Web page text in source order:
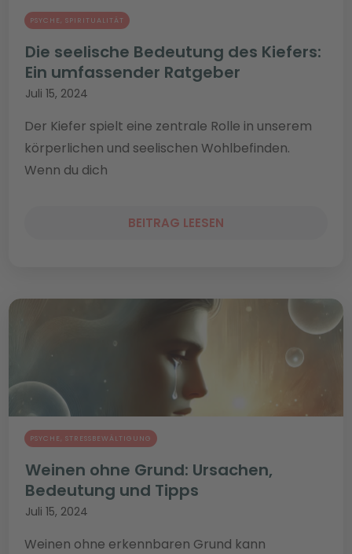
PSYCHE, SPIRITUALITÄT
Die seelische Bedeutung des Kiefers:
Ein umfassender Ratgeber
Juli 15, 2024
Der Kiefer spielt eine zentrale Rolle in unserem
körperlichen und seelischen Wohlbefinden.
Wenn du dich
BEITRAG LEESEN
PSYCHE, STRESSBEWÄLTIGUNG
Weinen ohne Grund: Ursachen,
Bedeutung und Tipps
Juli 15, 2024
Weinen ohne erkennbaren Grund kann